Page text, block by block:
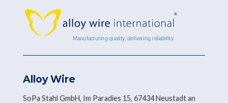
Alloy Wire
SoPa Stahl GmbH, Im Paradies 15, 67434 Neustadt an